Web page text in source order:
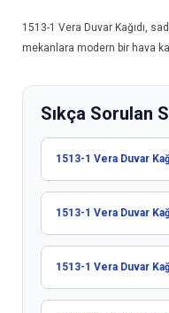
1513-1 Vera Duvar Kağıdı ,
mekanlara modern bir hava
Sıkça Sorulan
1513-1 Vera Duvar
1513-1 Vera Duvar
1513-1 Vera Duvar